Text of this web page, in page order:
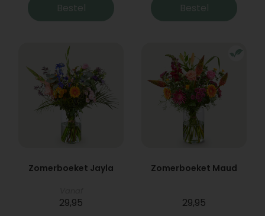
Bestel Bestel
Zomerboeket Jayla
29,95
Zomerboeket Maud
29,95